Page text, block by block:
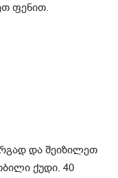
ფენით.
და შეიზილეთ
ქუდი. 40